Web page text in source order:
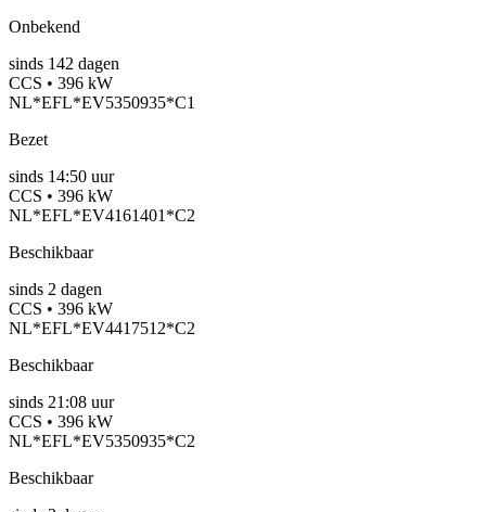
Onbekend
sinds 142 dagen
CCS • 396 kW
NL*EFL*EV5350935*C1
Bezet
sinds 14:50 uur
CCS • 396 kW
NL*EFL*EV4161401*C2
Beschikbaar
sinds 2 dagen
CCS • 396 kW
NL*EFL*EV4417512*C2
Beschikbaar
sinds 21:08 uur
CCS • 396 kW
NL*EFL*EV5350935*C2
Beschikbaar